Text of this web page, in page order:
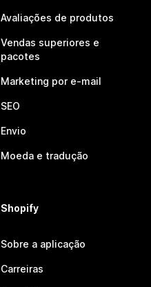
Avaliações de produtos
Vendas superiores e
pacotes
Marketing por e-mail
SEO
Envio
Moeda e tradução
Shopify
Sobre a aplicação
Carreiras